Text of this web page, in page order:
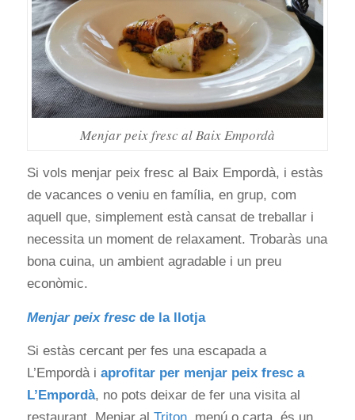
Menjar peix fresc al Baix Empordà
Si vols menjar peix fresc al Baix Empordà, i estàs
de vacances o veniu en família, en grup, com
aquell que, simplement està cansat de treballar i
necessita un moment de relaxament. Trobaràs una
bona cuina, un ambient agradable i un preu
econòmic.
Menjar peix frescde la llotja
Si estàs cercant per fes una escapada a
L’Empordà i aprofitar per menjar peix fresc a
L’Empordà, no pots deixar de fer una visita al